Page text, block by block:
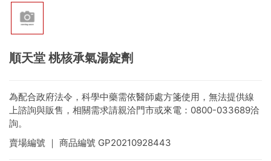
順天堂 桃核承氣湯錠劑
為配合政府法令，科學中藥需依醫師處方箋使用，無法提供線
上諮詢與販售，相關需求請親洽門市或來電：0800-033689洽
詢。
賣場編號 ｜ 商品編號 GP20210928443